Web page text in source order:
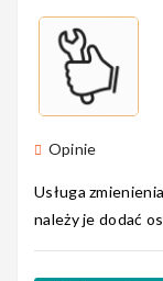
Instrumenty
Smyczkowe
Instrumenty
Dla Dzieci
Opinie
Usługa
należy je dodać